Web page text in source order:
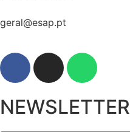
geral@esap.pt
NEWSLETTER